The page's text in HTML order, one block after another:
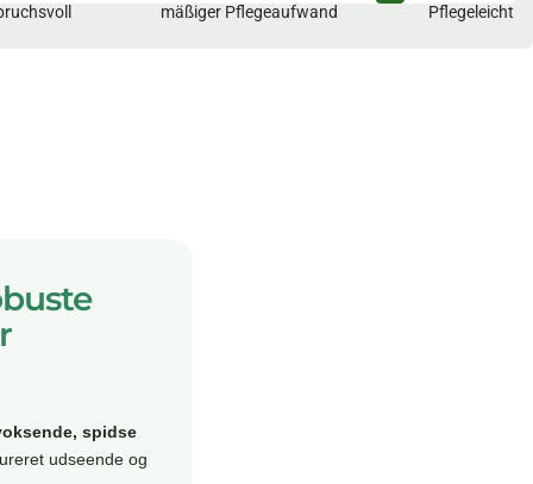
mäßiger Pflegeaufwand Pflegeleicht
spidse
udseende og